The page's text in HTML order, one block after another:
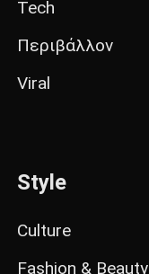
Tech
Περιβάλλον
Viral
Style
Culture
Fashion & Beauty